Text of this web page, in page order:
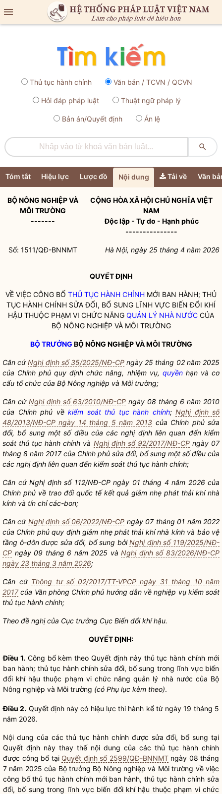

Thủ tục hành chính Văn bản / TCVN / QCVN
Hỏi đáp pháp luật Thuật ngữ pháp lý
Bản án/Quyết định Án lệ

Tóm tắt Hiệu lực Lược đồ Nội dung Tải về Văn
BỘ NÔNG NGHIỆP VÀ
MÔI TRƯỜNG
-------
CỘNG HÒA XÃ HỘI CHỦ NGHĨA VIỆT
NAM
Độc lập - Tự do - Hạnh phúc
---------------
Số: 1511/QĐ-BNNMT Hà Nội, ngày 25 tháng 4 năm 2026
QUYẾT ĐỊNH
VỀ VIỆC CÔNG BỐ THỦ TỤC HÀNH CHÍNH MỚI BAN HÀNH; THỦ
TỤC HÀNH CHÍNH SỬA ĐỔI, BỔ SUNG LĨNH VỰC BIẾN ĐỔI KHÍ
HẬU THUỘC PHẠM VI CHỨC NĂNG QUẢN LÝ NHÀ NƯỚC CỦA
BỘ NÔNG NGHIỆP VÀ MÔI TRƯỜNG
BỘ TRƯỞNG BỘ NÔNG NGHIỆP VÀ MÔI TRƯỜNG
Căn cứNghị định số 35/2025/NĐ-CPngày 25 tháng 02 năm 2025
của Chính phủ quy định chức năng, nhiệm vụ, quyềnhạn và cơ
cấu tổ chức của Bộ Nông nghiệp và Môi trường;
Căn cứ Nghị định số 63/2010/NĐ-CP ngày 08 tháng 6 năm 2010
của Chính phủ về kiểm soát thủ tục hành chính; Nghị định số
48/2013/NĐ-CP ngày 14 tháng 5 năm 2013 của Chính phủ sửa
đổi, bổ sung một số điều của các nghị định liên quan đến kiểm
soát thủ tục hành chính và Nghị định số 92/2017/NĐ-CPngày 07
tháng 8 năm 2017 của Chính phủ sửa đổi, bổ sung một số điều của
các nghị định liên quan đến kiểm soát thủ tục hành chính;
Căn cứ Nghị định số 112/NĐ-CP ngày 01 tháng 4 năm 2026 của
Chính phủ về trao đổi quốc tế kết quả giảm nhẹ phát thải khí nhà
kính và tín chỉ các-bon;
Căn cứ Nghị định số 06/2022/NĐ-CP ngày 07 tháng 01 năm 2022
của Chính phủ quy định giảm nhẹ phát thải khí nhà kính và bảo vệ
tầng ô-dôn được sửa đổi, bổ sung bởiNghị định số 119/2025/NĐ-
CP ngày 09 tháng 6 năm 2025 vàNghị định số 83/2026/NĐ-CP
ngày 23 tháng 3 năm 2026;
Căn cứ Thông tư số 02/2017/TT-VPCP ngày 31 tháng 10 năm
2017của Văn phòng Chính phủ hướng dẫn về nghiệp vụ kiểm soát
thủ tục hành chính;
Theo đề nghị của Cục trưởng Cục Biến đổi khí hậu.
QUYẾT ĐỊNH:
Điều 1.Công bố kèm theo Quyết định này thủ tục hành chính mới
ban hành; thủ tục hành chínhsửa đổi, bổ sung trong lĩnh vực biến
đổi khí hậu thuộc phạm vi chức năngquản lý nhà nước của Bộ
Nông nghiệp và Môi trường (có Phụ lục kèm theo).
Điều 2. Quyết định này có hiệu lực thi hành kể từ ngày 19 tháng 5
năm 2026.
Nội dung của cácthủ tục hành chínhđược sửa đổi, bổ sung tại
Quyết định này thay thế nội dung của các thủ tục hành chính
được công bố tại Quyết định số 2599/QĐ-BNNMTngày 08 tháng
7 năm 2025 của Bộ trưởng Bộ Nông nghiệp và Môi trường về việc
công bốthủ tục hành chính mới ban hành, thủ tục hành chính sửa
đổi, bổ sung trong lĩnh vực biến đổi khí hậu thuộc phạm vi chức